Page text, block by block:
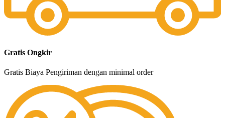
Gratis Ongkir
Gratis Biaya Pengiriman dengan minimal order